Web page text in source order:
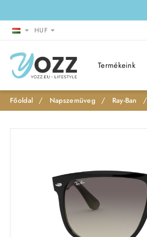
HUF
Termékeink
h
Napszemüveg Ray-Ban